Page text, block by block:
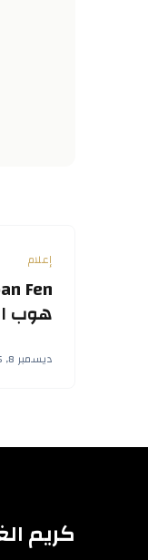
إعلام
هوب
ديسمبر 8, 2025
كريم